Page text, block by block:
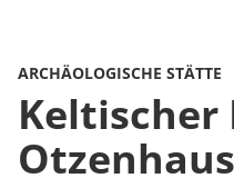
ARCHÄOLOGISCHE STÄTTE
Keltischer